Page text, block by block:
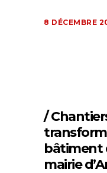
8 DÉCEMBRE
/
bâtiment
mairie